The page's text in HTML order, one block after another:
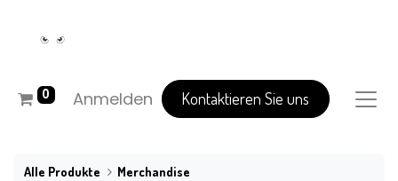
0 Anmelden Kontaktieren Sie uns
Alle Produkte
Merchandise